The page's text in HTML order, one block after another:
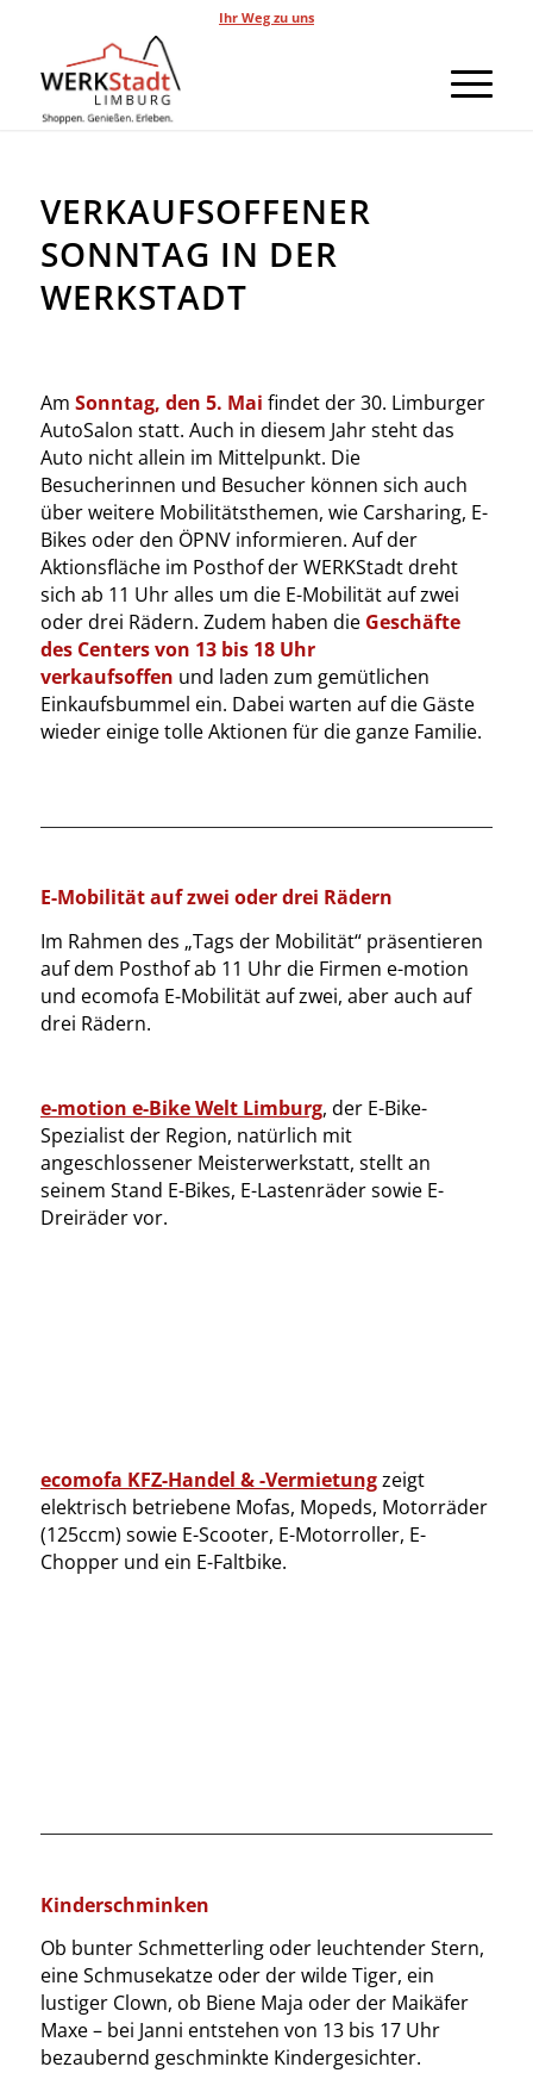
Ihr Weg zu uns
VERKAUFSOFFENER
SONNTAG IN DER
WERKSTADT
Am Sonntag, den 5. Mai findet der 30. Limburger
AutoSalon statt. Auch in diesem Jahr steht das
Auto nicht allein im Mittelpunkt. Die
Besucherinnen und Besucher können sich auch
über weitere Mobilitätsthemen, wie Carsharing, E-
Bikes oder den ÖPNV informieren. Auf der
Aktionsfläche im Posthof der WERKStadt dreht
sich ab 11 Uhr alles um die E-Mobilität auf zwei
oder drei Rädern. Zudem haben die Geschäfte
des Centers von 13 bis 18 Uhr
verkaufsoffen und laden zum gemütlichen
Einkaufsbummel ein. Dabei warten auf die Gäste
wieder einige tolle Aktionen für die ganze Familie.
E-Mobilität auf zwei oder drei Rädern
Im Rahmen des „Tags der Mobilität“ präsentieren
auf dem Posthof ab 11 Uhr die Firmen e-motion
und ecomofa E-Mobilität auf zwei, aber auch auf
drei Rädern.
e-motion e-Bike Welt Limburg, der E-Bike-
Spezialist der Region, natürlich mit
angeschlossener Meisterwerkstatt, stellt an
seinem Stand E-Bikes, E-Lastenräder sowie E-
Dreiräder vor.
ecomofa KFZ-Handel & -Vermietungzeigt
elektrisch betriebene Mofas, Mopeds, Motorräder
(125ccm) sowie E-Scooter, E-Motorroller, E-
Chopper und ein E-Faltbike.
Kinderschminken
Ob bunter Schmetterling oder leuchtender Stern,
eine Schmusekatze oder der wilde Tiger, ein
lustiger Clown, ob Biene Maja oder der Maikäfer
Maxe – bei Janni entstehen von 13 bis 17 Uhr
bezaubernd geschminkte Kindergesichter.